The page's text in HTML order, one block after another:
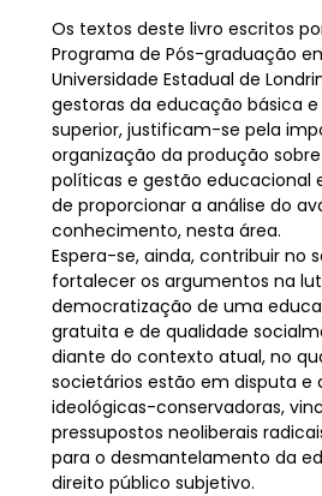
Os textos deste livro escritos
Programa de Pós-graduação
Universidade Estadual de
gestoras da educação básica
superior, justificam-se pela
organização da produção
políticas e gestão educacional
de proporcionar a análise do
conhecimento, nesta área.
Espera-se, ainda, contribuir no
fortalecer os argumentos na
democratização de uma
gratuita e de qualidade
diante do contexto atual, no
societários estão em disputa e
ideológicas-conservadoras,
pressupostos neoliberais
para o desmantelamento da
direito público subjetivo.